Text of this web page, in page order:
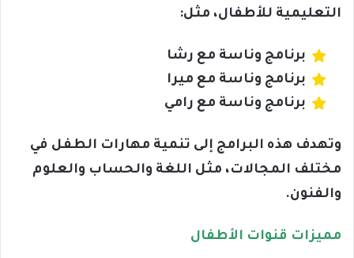
التعليمية للأطفال، مثل:
برنامج وناسة مع رشا
برنامج وناسة مع ميرا
برنامج وناسة مع رامي
وتهدف هذه البرامج إلى تنمية مهارات الطفل في
مختلف المجالات، مثل اللغة والحساب والعلوم
والفنون.
مميزات قنوات الأطفال